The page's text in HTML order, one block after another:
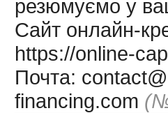
резюмуємо у
Сайт онлайн-
https://online-
Почта:
financing.com